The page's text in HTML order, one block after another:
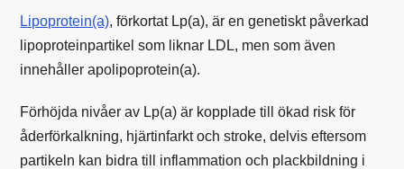
Lipoprotein(a), förkortat Lp(a), är en genetiskt påverkad
lipoproteinpartikel som liknar LDL, men som även
innehåller apolipoprotein(a).
Förhöjda nivåer av Lp(a) är kopplade till ökad risk för
åderförkalkning, hjärtinfarkt och stroke, delvis eftersom
partikeln kan bidra till inflammation och plackbildning i